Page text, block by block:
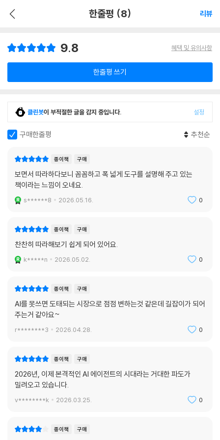
한줄평 (8) 리뷰
9.8 혜택 및 유의사항
한줄평 쓰기
클린봇이 부적절한 글을 감지 중입니다. 설정
구매한줄평 추천순
종이책 구매
보면서 따라하다보니 꼼꼼하고 폭 넓게 도구를 설명해 주고 있는
책이라는 느낌이 오네요.
s******8 2026.05.16. 0
종이책 구매
찬찬히 따라해보기 쉽게 되어 있어요.
k*****n 2026.05.02. 0
종이책 구매
AI를 못쓰면 도태되는 시장으로 점점 변하는것 같은데 길잡이가 되어
주는거 같아요~
r********3 2026.04.28. 0
종이책 구매
2026년, 이제 본격적인 AI 에이전트의 시대라는 거대한 파도가
밀려오고 있습니다.
v********k 2026.03.25. 0
종이책 구매